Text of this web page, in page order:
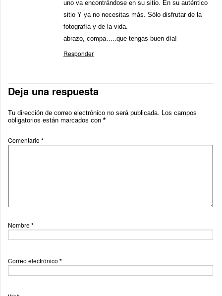
uno va encontrándose en su sitio. En su auténtico
sitio Y ya no necesitas más. Sólo disfrutar de la
fotografía y de la vida.
abrazo, compa…..que tengas buen día!
Responder
Deja una respuesta
Tu dirección de correo electrónico no será publicada.
Los campos
obligatorios están marcados con *
Comentario *
Nombre*
Correo electrónico *